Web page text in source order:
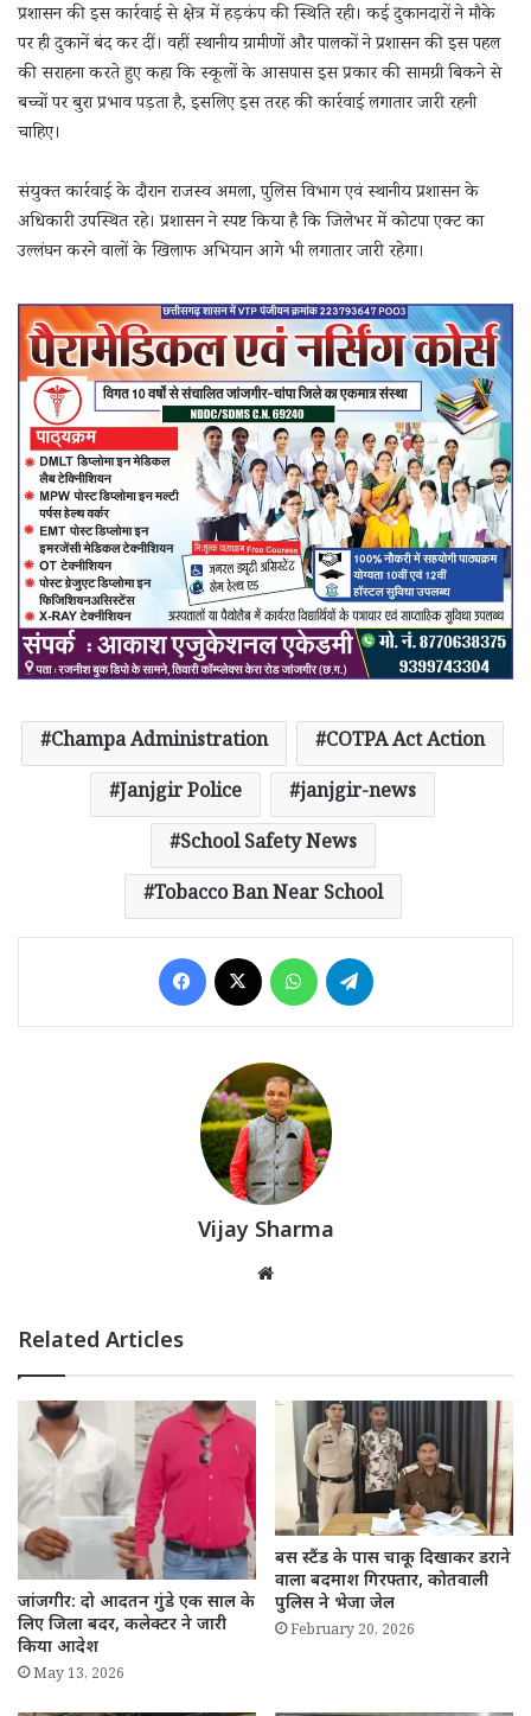
प्रशासन की इस कार्रवाई से क्षेत्र में हड़कंप की स्थिति रही। कई दुकानदारों ने मौके
पर ही दुकानें बंद कर दीं। वहीं स्थानीय ग्रामीणों और पालकों ने प्रशासन की इस पहल
की सराहना करते हुए कहा कि स्कूलों के आसपास इस प्रकार की सामग्री बिकने से
बच्चों पर बुरा प्रभाव पड़ता है, इसलिए इस तरह की कार्रवाई लगातार जारी रहनी
चाहिए।
संयुक्त कार्रवाई के दौरान राजस्व अमला, पुलिस विभाग एवं स्थानीय प्रशासन के
अधिकारी उपस्थित रहे। प्रशासन ने स्पष्ट किया है कि जिलेभर में कोटपा एक्ट का
उल्लंघन करने वालों के खिलाफ अभियान आगे भी लगातार जारी रहेगा।
Champa Administration
COTPA Act Action
Janjgir Police
janjgir-news
School Safety News
Tobacco Ban Near School
Facebook WhatsApp
Vijay Sharma
Related Articles
जांजगीर: दो आदतन गुंडे एक साल के
लिए जिला बदर, कलेक्टर ने जारी
किया आदेश
May 13, 2026
बस स्टैंड के पास चाकू दिखाकर डराने
वाला बदमाश गिरफ्तार, कोतवाली
पुलिस ने भेजा जेल
February 20, 2026